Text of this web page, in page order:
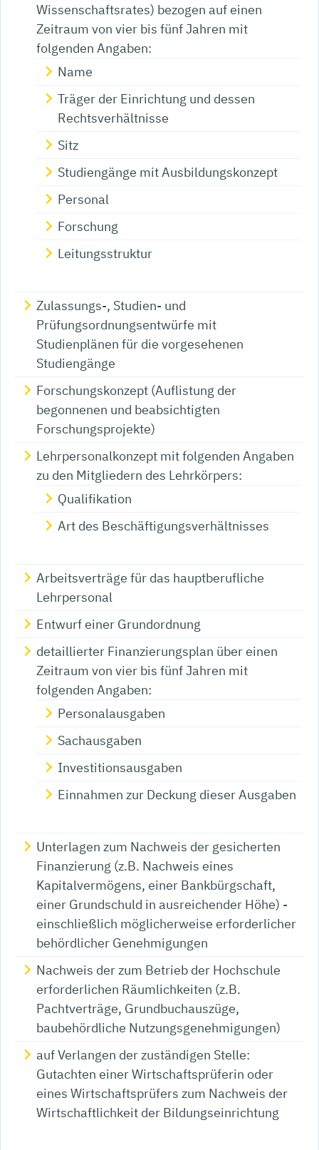
Wissenschaftsrates) bezogen auf einen
Zeitraum von vier bis fünf Jahren mit
folgenden Angaben:
Name
Träger der Einrichtung und dessen
Rechtsverhältnisse
Sitz
Studiengänge mit Ausbildungskonzept
Personal
Forschung
Leitungsstruktur
Zulassungs-, Studien- und
Prüfungsordnungsentwürfe mit
Studienplänen für die vorgesehenen
Studiengänge
Forschungskonzept (Auflistung der
begonnenen und beabsichtigten
Forschungsprojekte)
Lehrpersonalkonzept mit folgenden Angaben
zu den Mitgliedern des Lehrkörpers:
Qualifikation
Art des Beschäftigungsverhältnisses
Arbeitsverträge für das hauptberufliche
Lehrpersonal
Entwurf einer Grundordnung
detaillierter Finanzierungsplan über einen
Zeitraum von vier bis fünf Jahren mit
folgenden Angaben:
Personalausgaben
Sachausgaben
Investitionsausgaben
Einnahmen zur Deckung dieser Ausgaben
Unterlagen zum Nachweis der gesicherten
Finanzierung (z.B. Nachweis eines
Kapitalvermögens, einer Bankbürgschaft,
einer Grundschuld in ausreichender Höhe) -
einschließlich möglicherweise erforderlicher
behördlicher Genehmigungen
Nachweis der zum Betrieb der Hochschule
erforderlichen Räumlichkeiten (z.B.
Pachtverträge, Grundbuchauszüge,
baubehördliche Nutzungsgenehmigungen)
auf Verlangen der zuständigen Stelle:
Gutachten einer Wirtschaftsprüferin oder
eines Wirtschaftsprüfers zum Nachweis der
Wirtschaftlichkeit der Bildungseinrichtung